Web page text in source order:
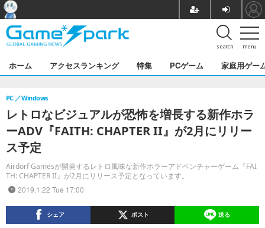
menu
search
ホーム アクセスランキング 特集 PCゲーム 家庭用ゲー
レトロなビジュアルが恐怖を増長する新作ホラ
ーADV『FAITH: CHAPTER II』が2月にリリー
ス予定
Airdorf Gamesが開発するレトロ風味な新作ホラーアドベンチャーゲーム『FAI
TH: CHAPTER II』が2月にリリース予定となっています。
PC Windows
2019.1.22 Tue 17:00
シェア ポスト 送る